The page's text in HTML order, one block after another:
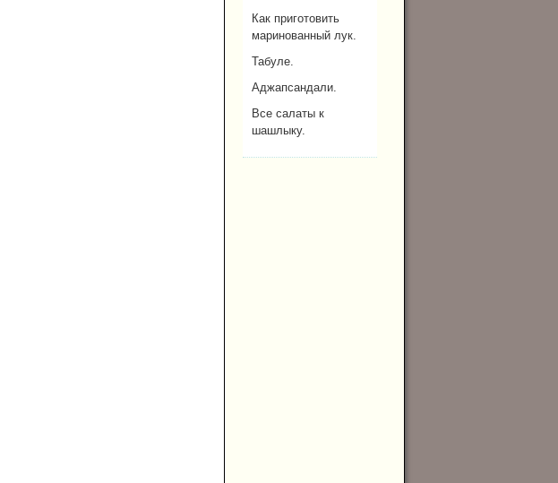
Как приготовить
маринованный лук.
Табуле.
Аджапсандали.
Все салаты к
шашлыку.